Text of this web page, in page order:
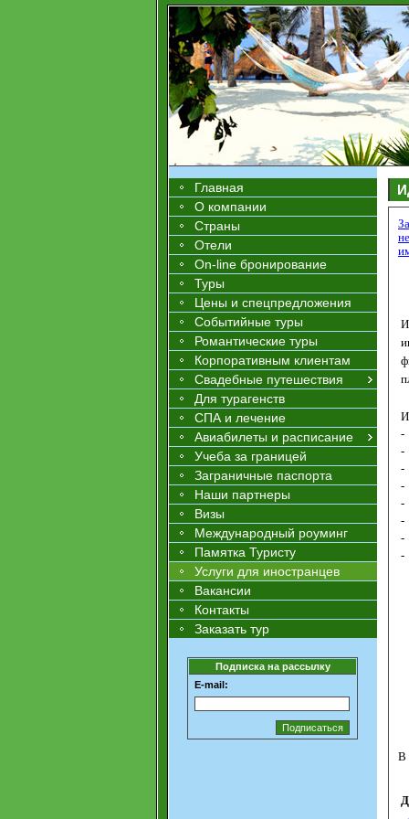
Главная
О компании
Страны
Отели
On-line бронирование
Туры
Цены и спецпредложения
Событийные туры
Романтические туры
Корпоративным клиентам
Свадебные путешествия
Для турагенств
СПА и лечение
Авиабилеты и расписание
Учеба за границей
Заграничные паспорта
Наши партнеры
Визы
Международный роуминг
Памятка Туристу
Услуги для иностранцев
Вакансии
Контакты
Заказать тур
Подписка на рассылку
E-mail:
-
-
-
-
-
-
-
-
В